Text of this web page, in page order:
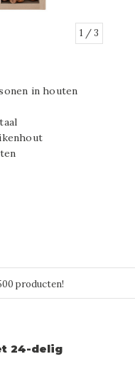
1 / 3
in houten
producten!
24-delig